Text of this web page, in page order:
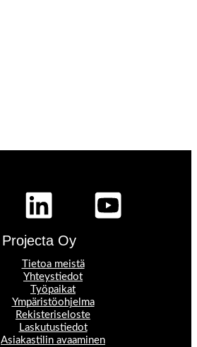
Projecta Oy
Tietoa meistä
Yhteystiedot
Työpaikat
Ympäristöohjelma
Rekisteriseloste
Laskutustiedot
Asiakastilin avaaminen